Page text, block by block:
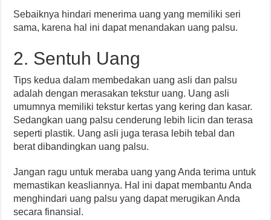
Sebaiknya hindari menerima uang yang memiliki seri
sama, karena hal ini dapat menandakan uang palsu.
2. Sentuh Uang
Tips kedua dalam membedakan uang asli dan palsu
adalah dengan merasakan tekstur uang. Uang asli
umumnya memiliki tekstur kertas yang kering dan kasar.
Sedangkan uang palsu cenderung lebih licin dan terasa
seperti plastik. Uang asli juga terasa lebih tebal dan
berat dibandingkan uang palsu.
Jangan ragu untuk meraba uang yang Anda terima untuk
memastikan keasliannya. Hal ini dapat membantu Anda
menghindari uang palsu yang dapat merugikan Anda
secara finansial.